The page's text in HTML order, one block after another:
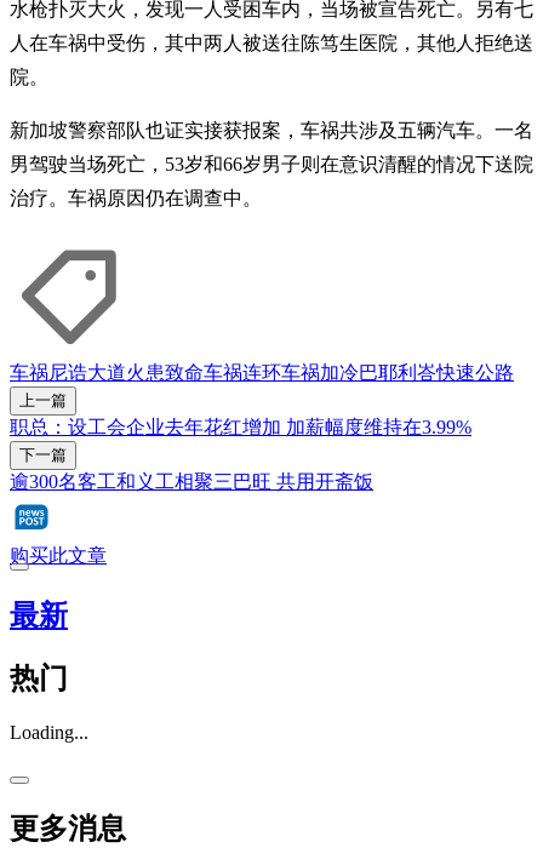
水枪扑灭大火，发现一人受困车内，当场被宣告死亡。另有七
人在车祸中受伤，其中两人被送往陈笃生医院，其他人拒绝送
院。
新加坡警察部队也证实接获报案，车祸共涉及五辆汽车。一名
男驾驶当场死亡，53岁和66岁男子则在意识清醒的情况下送院
治疗。车祸原因仍在调查中。
车祸尼诰大道火患致命车祸连环车祸加冷巴耶利峇快速公路
上一篇
职总：设工会企业去年花红增加 加薪幅度维持在3.99%
下一篇
逾300名客工和义工相聚三巴旺 共用开斋饭
购买此文章
最新
热门
Loading...
更多消息